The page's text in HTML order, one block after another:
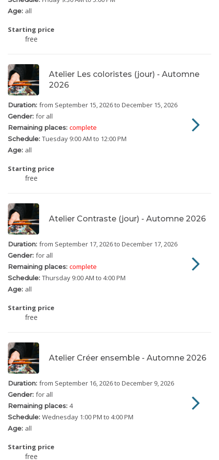
Age: all
Starting price
free
Atelier Les coloristes (jour) - Automne
2026
Duration: from September 15, 2026to December 15, 2026
Gender: for all
Remaining places: complete
Schedule: Tuesday 9:00 AM to 12:00 PM
Age: all
Starting price
free
Atelier Contraste (jour) - Automne 2026
Duration: from September 17, 2026to December 17, 2026
Gender: for all
Remaining places: complete
Schedule: Thursday 9:00 AM to 4:00 PM
Age: all
Starting price
free
Atelier Créer ensemble - Automne 2026
Duration: from September 16, 2026to December 9, 2026
Gender: for all
Remaining places: 4
Schedule: Wednesday 1:00 PM to 4:00 PM
Age: all
Starting price
free